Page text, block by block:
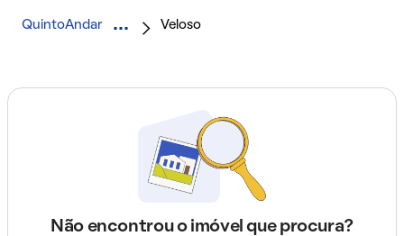
QuintoAndar Veloso
Não encontrou o imóvel que procura?